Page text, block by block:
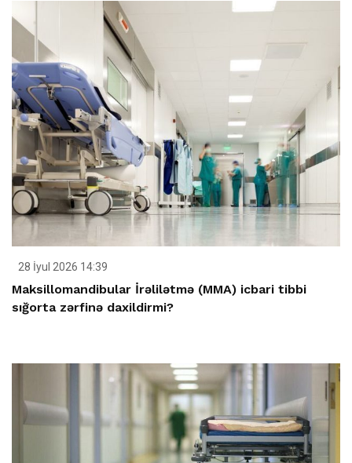
28 İyul 2026 14:39
Maksillomandibular İrəlilətmə (MMA) icbari tibbi
sığorta zərfinə daxildirmi?